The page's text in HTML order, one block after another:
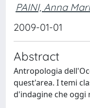
PAINI, Anna
2009-01-01
Abstract
Antropologia
quest'area. I temi
d'indagine che